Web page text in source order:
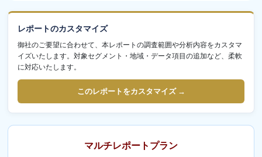
レポートのカスタマイズ
御社のご要望に合わせて、本レポートの調査範囲や分析内容をカスタマ
イズいたします。対象セグメント・地域・データ項目の追加など、柔軟
に対応いたします。
このレポートをカスタマイズ →
マルチレポートプラン